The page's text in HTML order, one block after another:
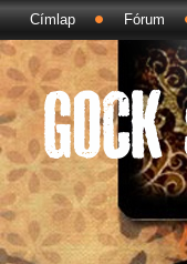
Címlap Fórum